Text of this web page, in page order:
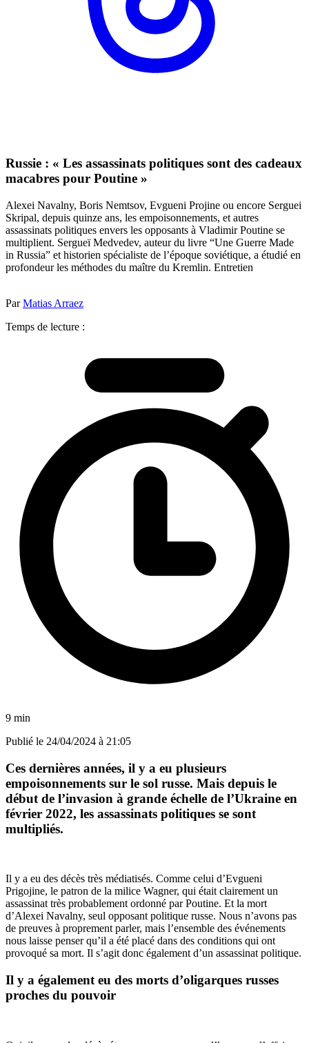
Russie : « Les assassinats politiques sont des cadeaux
macabres pour Poutine »
Alexei Navalny, Boris Nemtsov, Evgueni Projine ou encore Serguei
Skripal, depuis quinze ans, les empoisonnements, et autres
assassinats politiques envers les opposants à Vladimir Poutine se
multiplient. Sergueï Medvedev, auteur du livre “Une Guerre Made
in Russia” et historien spécialiste de l’époque soviétique, a étudié en
profondeur les méthodes du maître du Kremlin. Entretien
ParMatias Arraez
Temps de lecture :
9 min
Publié le 24/04/2024 à 21:05
Ces dernières années, il y a eu plusieurs
empoisonnements sur le sol russe. Mais depuis le
début de l’invasion à grande échelle de l’Ukraine en
février 2022, les assassinats politiques se sont
multipliés.
Il y a eu des décès très médiatisés. Comme celui d’Evgueni
Prigojine, le patron de la milice Wagner, qui était clairement un
assassinat très probablement ordonné par Poutine. Et la mort
d’Alexei Navalny, seul opposant politique russe. Nous n’avons pas
de preuves à proprement parler, mais l’ensemble des événements
nous laisse penser qu’il a été placé dans des conditions qui ont
provoqué sa mort. Il s’agit donc également d’un assassinat politique.
Il y a également eu des morts d’oligarques russes
proches du pouvoir